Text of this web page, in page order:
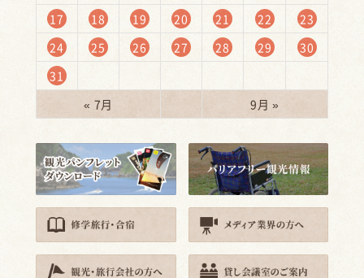
17
18 19 20 21 22
23
24
25 26 27 28 29
30
31
« 7月
9月 »